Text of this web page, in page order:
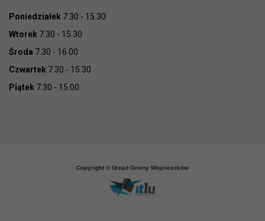
Poniedziałek 7.30 - 15.30
Wtorek 7.30 - 15.30
Środa 7.30 - 16.00
Czwartek 7.30 - 15.30
Piątek 7.30 - 15.00
Copyright © Urząd Gminy Wojcieszków